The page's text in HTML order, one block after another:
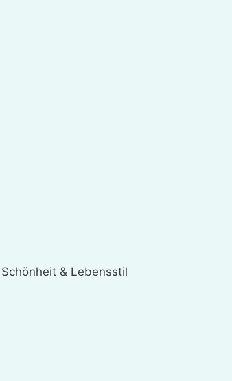
Schönheit & Lebensstil